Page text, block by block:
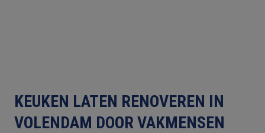
KEUKEN LATEN RENOVEREN IN
VOLENDAM DOOR VAKMENSEN